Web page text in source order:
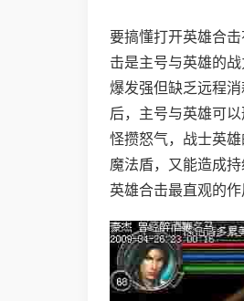
要搞懂打开英雄合
击是主号与英雄的
爆发强但缺乏远程
后，主号与英雄可
怪攒怒气，战士英
魔法盾，又能造成
英雄合击最直观的